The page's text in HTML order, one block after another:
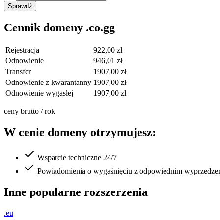
Sprawdź
Cennik domeny .co.gg
Rejestracja
922,00 zł
Odnowienie
946,01 zł
Transfer
1907,00 zł
Odnowienie z kwarantanny 1907,00 zł
Odnowienie wygasłej
1907,00 zł
ceny brutto / rok
W cenie domeny otrzymujesz:
Wsparcie techniczne 24/7
Powiadomienia o wygaśnięciu z odpowiednim
Inne popularne rozszerzenia
.eu